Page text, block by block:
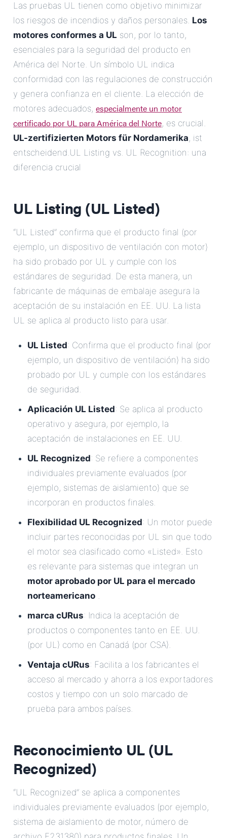
Las pruebas UL tienen como objetivo minimizar
los riesgos de incendios y daños personales. Los
motores conformes a UL son, por lo tanto,
esenciales para la seguridad del producto en
América del Norte. Un símbolo UL indica
conformidad con las regulaciones de construcción
y genera confianza en el cliente. La elección de
motores adecuados, especialmente un motor
certificado por UL para América del Norte, es crucial.
UL-zertifizierten Motors für Nordamerika, ist
entscheidend.UL Listing vs. UL Recognition: una
diferencia crucial
UL Listing (UL Listed)
“UL Listed” confirma que el producto final (por
ejemplo, un dispositivo de ventilación con motor)
ha sido probado por UL y cumple con los
estándares de seguridad. De esta manera, un
fabricante de máquinas de embalaje asegura la
aceptación de su instalación en EE. UU. La lista
UL se aplica al producto listo para usar.
UL Listed: Confirma que el producto final (por
ejemplo, un dispositivo de ventilación) ha sido
probado por UL y cumple con los estándares
de seguridad.
Aplicación UL Listed: Se aplica al producto
operativo y asegura, por ejemplo, la
aceptación de instalaciones en EE. UU.
UL Recognized: Se refiere a componentes
individuales previamente evaluados (por
ejemplo, sistemas de aislamiento) que se
incorporan en productos finales.
Flexibilidad UL Recognized: Un motor puede
incluir partes reconocidas por UL sin que todo
el motor sea clasificado como «Listed». Esto
es relevante para sistemas que integran un
motor aprobado por UL para el mercado
norteamericano .
marca cURus: Indica la aceptación de
productos o componentes tanto en EE. UU.
(por UL) como en Canadá (por CSA).
Ventaja cURus: Facilita a los fabricantes el
acceso al mercado y ahorra a los exportadores
costos y tiempo con un solo marcado de
prueba para ambos países.
Reconocimiento UL (UL
Recognized)
“UL Recognized” se aplica a componentes
individuales previamente evaluados (por ejemplo,
sistema de aislamiento de motor, número de